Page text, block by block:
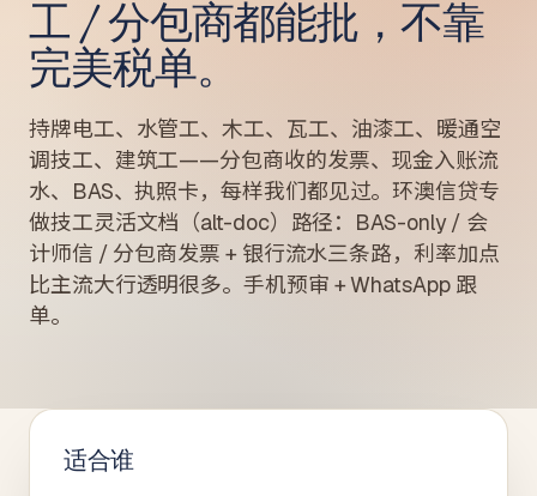
工 / 分包商都能批，不靠
完美税单。
持牌电工、水管工、木工、瓦工、油漆工、暖通空
调技工、建筑工——分包商收的发票、现金入账流
水、BAS、执照卡，每样我们都见过。环澳信贷专
做技工灵活文档（alt-doc）路径：BAS-only / 会
计师信 / 分包商发票 + 银行流水三条路，利率加点
比主流大行透明很多。手机预审 + WhatsApp 跟
单。
适合谁